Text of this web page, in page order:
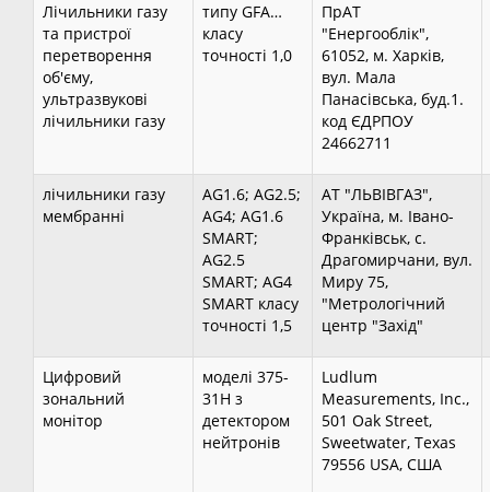
Лічильники газу
та пристрої
перетворення
об'єму,
ультразвукові
лічильники газу
типу GFA…
класу
точності 1,0
ПрАТ
"Енергооблік",
61052, м. Харків,
вул. Мала
Панасівська, буд.1.
код ЄДРПОУ
24662711
лічильники газу
мембранні
AG1.6; AG2.5;
AG4; AG1.6
SMART;
AG2.5
SMART; AG4
SMART класу
точності 1,5
АТ "ЛЬВІВГАЗ",
Україна, м. Івано-
Франківськ, с.
Драгомирчани, вул.
Миру 75,
"Метрологічний
центр "Захід"
Цифровий
зональний
монітор
моделі 375-
31H з
детектором
нейтронів
Ludlum
Measurements, Inc.,
501 Oak Street,
Sweetwater, Texas
79556 USA, США